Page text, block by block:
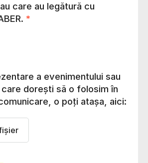
care au legătură cu
*
a evenimentului sau
dorești să o folosim în
o poți atașa, aici: